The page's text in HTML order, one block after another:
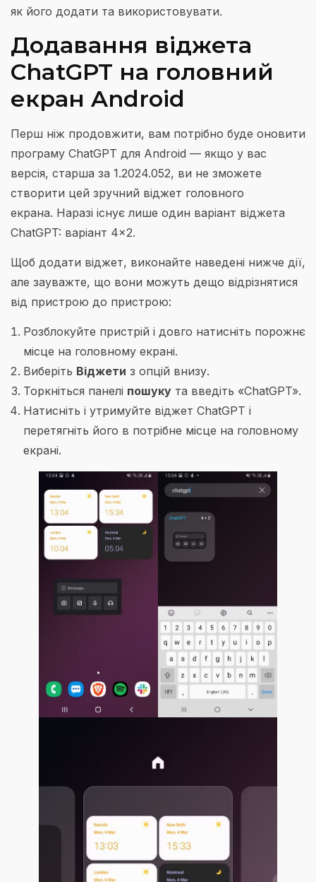
як його додати та використовувати.
Додавання віджета
ChatGPT на головний
екран Android
Перш ніж продовжити, вам потрібно буде оновити
програму ChatGPT для Android — якщо у вас
версія, старша за 1.2024.052, ви не зможете
створити цей зручний віджет головного
екрана. Наразі існує лише один варіант віджета
ChatGPT: варіант 4×2.
Щоб додати віджет, виконайте наведені нижче дії,
але зауважте, що вони можуть дещо відрізнятися
від пристрою до пристрою:
Розблокуйте пристрій і довго натисніть порожнє
місце на головному екрані.
Виберіть Віджети з опцій внизу.
Торкніться панелі пошуку та введіть «ChatGPT».
Натисніть і утримуйте віджет ChatGPT і
перетягніть його в потрібне місце на головному
екрані.